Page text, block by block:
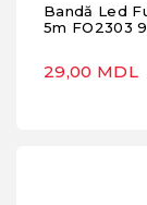
Bandă Led
5m FO2303
29,00 MDL